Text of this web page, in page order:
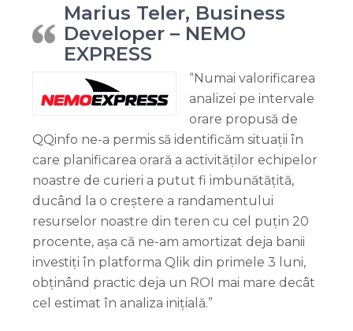
Marius Teler, Business
Developer – NEMO
EXPRESS
“Numai valorificarea
analizei pe intervale
orare propusă de
QQinfo ne-a permis să identificăm situații în
care planificarea orară a activităților echipelor
noastre de curieri a putut fi imbunătățită,
ducând la o creștere a randamentului
resurselor noastre din teren cu cel puțin 20
procente, așa că ne-am amortizat deja banii
investiți în platforma Qlik din primele 3 luni,
obținând practic deja un ROI mai mare decât
cel estimat în analiza inițială.”